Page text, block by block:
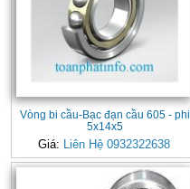
Vòng bi cầu-Bạc đạn cầu 605 - phi
5x14x5
Giá: Liên Hệ 0932322638